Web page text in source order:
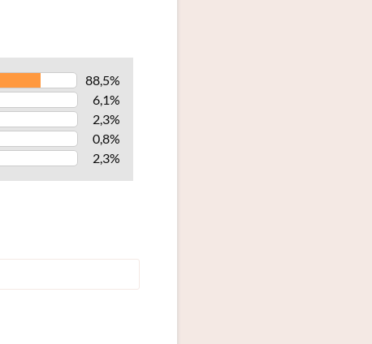
88,5%
6,1%
2,3%
0,8%
2,3%